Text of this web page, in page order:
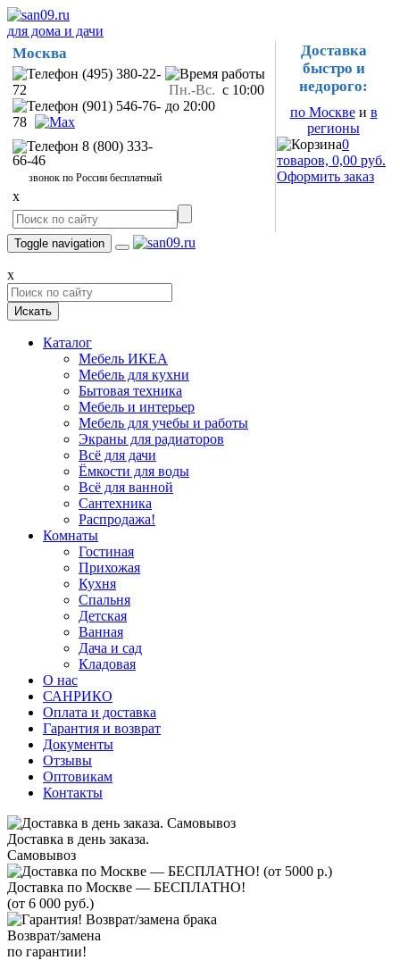
для дома и дачи
Москва
(495) 380-22-
72
(901) 546-76-
78
8 (800) 333-
66-46
звонок по России бесплатный
Пн.-Вс. с 10:00
до 20:00
x
Доставка
быстро и
недорого:
по Москвеи в
регионы
0
товаров, 0,00 руб.
Оформить заказ
Toggle navigation
x
Искать
Каталог
Мебель ИКЕА
Мебель для кухни
Бытовая техника
Мебель и интерьер
Мебель для учебы и работы
Экраны для радиаторов
Всё для дачи
Ёмкости для воды
Всё для ванной
Сантехника
Распродажа!
Комнаты
Гостиная
Прихожая
Кухня
Спальня
Детская
Ванная
Дача и сад
Кладовая
О нас
САНРИКО
Оплата и доставка
Гарантия и возврат
Документы
Отзывы
Оптовикам
Контакты
Доставка в день заказа.
Самовывоз
Доставка по Москве — БЕСПЛАТНО!
(от 6 000 руб.)
Возврат/замена
по гарантии!